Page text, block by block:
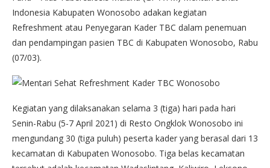
Indonesia Kabupaten Wonosobo adakan kegiatan
Refreshment atau Penyegaran Kader TBC dalam penemuan
dan pendampingan pasien TBC di Kabupaten Wonosobo, Rabu
(07/03).
Kegiatan yang dilaksanakan selama 3 (tiga) hari pada hari
Senin-Rabu (5-7 April 2021) di Resto Ongklok Wonosobo ini
mengundang 30 (tiga puluh) peserta kader yang berasal dari 13
kecamatan di Kabupaten Wonosobo. Tiga belas kecamatan